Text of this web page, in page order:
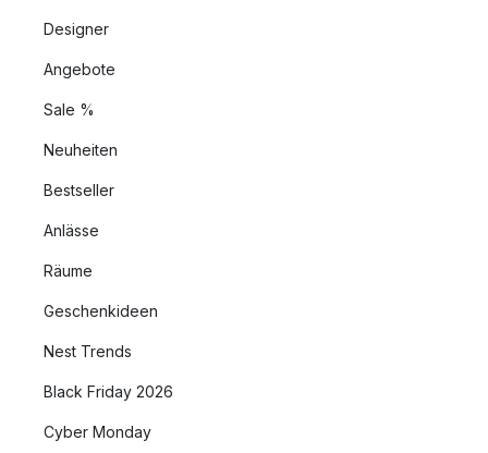
Designer
Angebote
Sale %
Neuheiten
Bestseller
Anlässe
Räume
Geschenkideen
Nest Trends
Black Friday 2026
Cyber Monday